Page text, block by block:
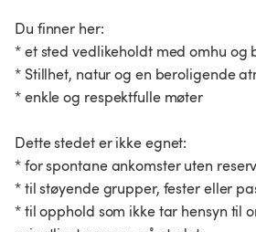
Du finner her:
* et sted vedlikeholdt med omhu og
* Stillhet, natur og en beroligende
* enkle og respektfulle møter
Dette stedet er ikke egnet:
* for spontane ankomster uten
* til støyende grupper, fester eller
* til opphold som ikke tar hensyn til